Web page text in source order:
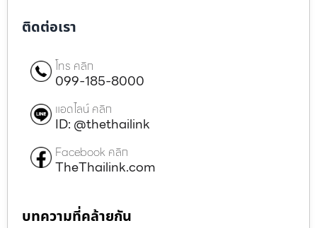
ติดต่อเรา
โทร คลิก
099-185-8000
แอดไลน์ คลิก
ID: @thethailink
Facebook คลิก
TheThailink.com
บทความที่คล้ายกัน